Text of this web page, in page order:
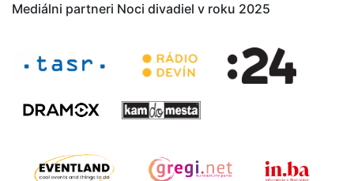
Mediálni partneri Noci divadiel v roku 2025